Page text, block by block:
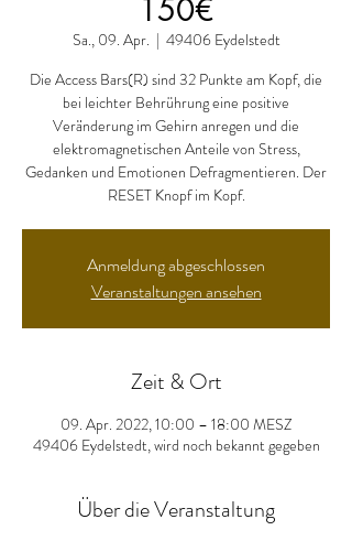
150€
Sa., 09. Apr.
  |
49406 Eydelstedt
Die Access Bars(R) sind 32 Punkte am Kopf, die
bei leichter Behrührung eine positive
Veränderung im Gehirn anregen und die
elektromagnetischen Anteile von Stress,
Gedanken und Emotionen Defragmentieren. Der
RESET Knopf im Kopf.
Anmeldung abgeschlossen
Veranstaltungen ansehen
Zeit & Ort
09. Apr. 2022, 10:00 – 18:00 MESZ
49406 Eydelstedt, wird noch bekannt gegeben
Über die Veranstaltung